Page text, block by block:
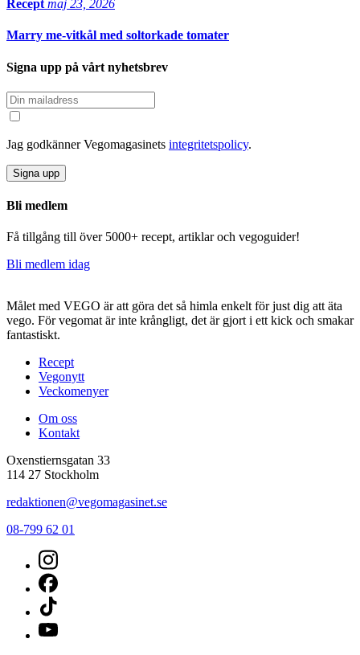
Recept maj 23, 2026
Marry me-vitkål med soltorkade tomater
Signa upp på vårt nyhetsbrev
Jag godkänner Vegomagasinets integritetspolicy.
Signa upp
Bli medlem
Få tillgång till över 5000+ recept, artiklar och vegoguider!
Bli medlem idag
Målet med VEGO är att göra det så himla enkelt för just dig att äta
vego. För vegomat är inte krångligt, det är gjort i ett kick och smakar
fantastiskt.
Recept
Vegonytt
Veckomenyer
Om oss
Kontakt
Oxenstiernsgatan 33
114 27 Stockholm
redaktionen@vegomagasinet.se
08-799 62 01